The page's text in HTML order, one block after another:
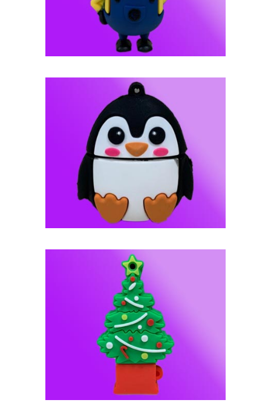
فلش مموری عروسکی -- کد J104
فلش مموری عروسکی -- کد J103